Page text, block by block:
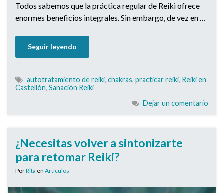
Todos sabemos que la práctica regular de Reiki ofrece
enormes beneficios integrales. Sin embargo, de vez en …
Seguir leyendo
autotratamiento de reiki, chakras, practicar reiki, Reiki en
Castellón, Sanación Reiki
Dejar un comentario
¿Necesitas volver a sintonizarte
para retomar Reiki?
PorRita en Artículos